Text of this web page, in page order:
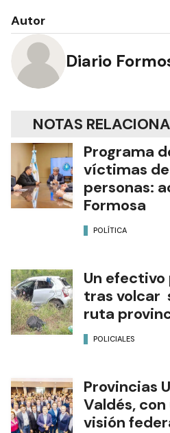
Autor
Diario
NOTAS
Programa
víctimas
personas:
Formosa
POLÍTICA
Un
tras volcar
ruta
POLICIALES
Provincias
Valdés,
visión